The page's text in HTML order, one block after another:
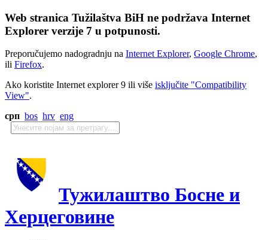
Web stranica Tužilaštva BiH ne podržava Internet
Explorer verzije 7 u potpunosti.
Preporučujemo nadogradnju na Internet Explorer, Google Chrome,
ili Firefox.
Ako koristite Internet explorer 9 ili više isključite "Compatibility
View".
срп bos hrv eng
Тужилаштво Босне и
Херцеговине